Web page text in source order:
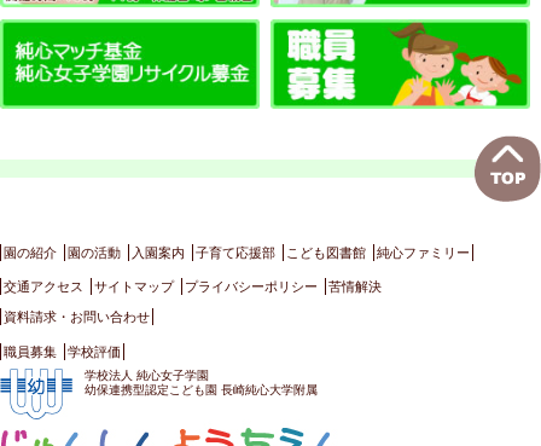
園の紹介 園の活動 入園案内 子育て応援部 こども図書館 純心ファミリー
交通アクセス サイトマップ プライバシーポリシー 苦情解決
資料請求・お問い合わせ
職員募集 学校評価
学校法人 純心女子学園
幼保連携型認定こども園 長崎純心大学附属